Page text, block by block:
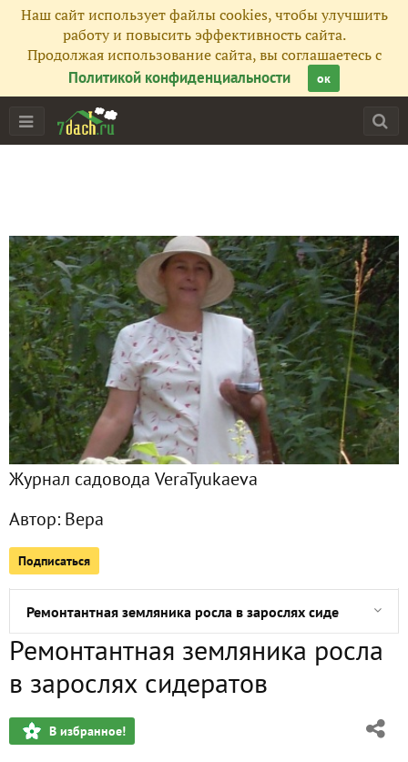
Наш сайт использует файлы cookies, чтобы улучшить
работу и повысить эффективность сайта.
Продолжая использование сайта, вы соглашаетесь с
Политикой конфиденциальности
ок
Журнал садовода VeraTyukaeva
Автор: Вера
Подписаться
Главная
Фото 18
Сейчас обсуждают
Кто-то объел все листья вероники до жилок?
Вред от насекомых
Знакомьтесь - дейция
О ремонтантной землянике Ответ Светлане
Знакомьтесь: спирея Генри
Ремонтантная земляника росла в зарослях сидератов
Малина не любит щавель
Бабочки капустницы полюбили яблони
Как я пыталась определить сорт шиповника
Ремонтантная земляника росла
в зарослях сидератов
В избранное!